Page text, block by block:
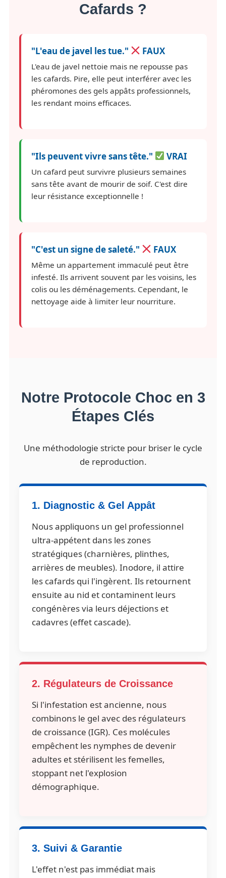
Cafards ?
"L'eau de javel les tue." FAUX
L'eau de javel nettoie mais ne repousse pas
les cafards. Pire, elle peut interférer avec les
phéromones des gels appâts professionnels,
les rendant moins efficaces.
"Ils peuvent vivre sans tête." VRAI
Un cafard peut survivre plusieurs semaines
sans tête avant de mourir de soif. C'est dire
leur résistance exceptionnelle !
"C'est un signe de saleté." FAUX
Même un appartement immaculé peut être
infesté. Ils arrivent souvent par les voisins, les
colis ou les déménagements. Cependant, le
nettoyage aide à limiter leur nourriture.
Notre Protocole Choc en 3
Étapes Clés
Une méthodologie stricte pour briser le cycle
de reproduction.
1. Diagnostic & Gel Appât
Nous appliquons un gel professionnel
ultra-appétent dans les zones
stratégiques (charnières, plinthes,
arrières de meubles). Inodore, il attire
les cafards qui l'ingèrent. Ils retournent
ensuite au nid et contaminent leurs
congénères via leurs déjections et
cadavres (effet cascade).
2. Régulateurs de Croissance
Si l'infestation est ancienne, nous
combinons le gel avec des régulateurs
de croissance (IGR). Ces molécules
empêchent les nymphes de devenir
adultes et stérilisent les femelles,
stoppant net l'explosion
démographique.
3. Suivi & Garantie
L'effet n'est pas immédiat mais